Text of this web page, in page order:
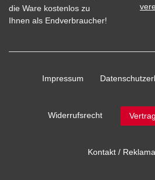
die Ware kostenlos zu
Ihnen als Endverbraucher!
Impressum
Widerrufs­recht
Kontakt /